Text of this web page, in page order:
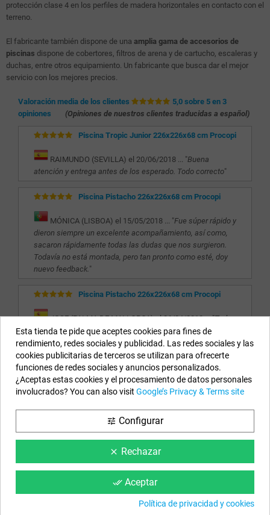
protección clase 4 en los perfiles de madera horizontales en contacto con el
terreno.
El fabricante también dispone de una amplia gama de accesorios de
piscinas dispone de cobertores, filtros de arena y de cartucho, escaleras y
duchas, entre otros equipamiento. Un fabricante que busca dar el mejor
servicio con los mejores precios.
Valoración media de los clientes
5,0 sobre 5 en 3
opiniones
(Opiniones de nuestros clientes traducidas a español)
Piscina Tropic Junior 226x226x68 cm Procopi
RAIMUNDO (SEVILLA) el 20/06/2018 ... "Buena
atención y entrega antes de los esperado. Todo correcto"
Piscina Pistacho 226x226x68 cm Procopi
MÓNICA (LISBOA) el 15/05/2018 ... "Fue súper rápido y
dieron siempre un excelente acompañamiento, así como,
sacaron rápidamente todas las dudas que nos surgieron.
Todavía no está montada, pero tan pronto como esté, doy
nuevo feedback."
Piscina Pistacho 226x226x68 cm Procopi
JOSE (PALMA DE MALLORCA) el 06/04/2018 ... "Todo
perfecto. Recibido en el plazo previsto. "
Nuestros Datos
EYAROC COMPANY SL (ESB06590913)
Llámanos ahora:924.951.204
Lunes a Viernes: 9h a 14h y 15h a 18h
info@piscinasdesmontables.com
Esta tienda te pide que aceptes cookies para fines de
rendimiento, redes sociales y publicidad. Las redes sociales y las
cookies publicitarias de terceros se utilizan para ofrecerte
funciones de redes sociales y anuncios personalizados.
¿Aceptas estas cookies y el procesamiento de datos personales
involucrados? You can also visit Google’s Privacy & Terms site
tune Configurar
clear Rechazar
done_all Aceptar
Política de privacidad y cookies